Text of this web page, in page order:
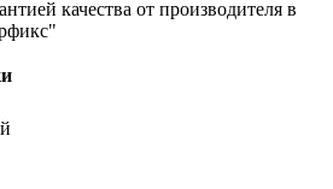
качества от производителя в